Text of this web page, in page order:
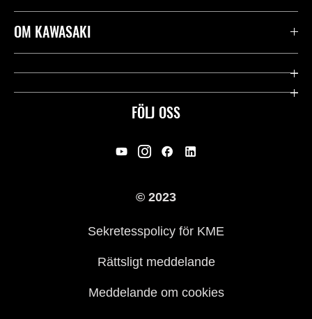
FÖLJ OSS
Kontakta oss
Användbara länkar
Rättsligt & Sekretess
OM KAWASAKI
Företag
© 2023
Sekretesspolicy för KME
Rättsligt meddelande
Meddelande om cookies